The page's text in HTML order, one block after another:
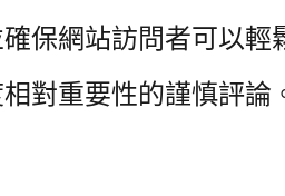
保網站訪問者可以輕
對重要性的謹慎評論